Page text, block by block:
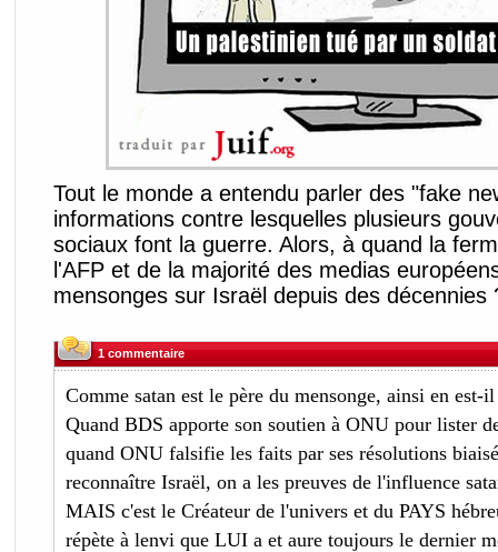
Tout le monde a entendu parler des "fake
informations contre lesquelles plusieurs
sociaux font la guerre. Alors, à quand la
l'AFP et de la majorité des medias
mensonges sur Israël depuis des décennies
1 commentaire
Comme satan est le père du mensonge, ainsi en est-
Quand BDS apporte son soutien à ONU pour lister
quand ONU falsifie les faits par ses résolutions
reconnaître Israël, on a les preuves de l'influence
MAIS c'est le Créateur de l'univers et du PAYS
répète à lenvi que LUI a et aure toujours le dernier